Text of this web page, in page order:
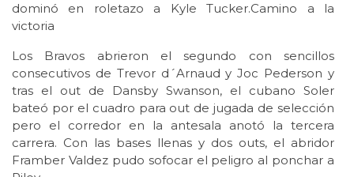
dominó en roletazo a Kyle Tucker.Camino a la
victoria
Los Bravos abrieron el segundo con sencillos
consecutivos de Trevor d´Arnaud y Joc Pederson y
tras el out de Dansby Swanson, el cubano Soler
bateó por el cuadro para out de jugada de selección
pero el corredor en la antesala anotó la tercera
carrera. Con las bases llenas y dos outs, el abridor
Framber Valdez pudo sofocar el peligro al ponchar a